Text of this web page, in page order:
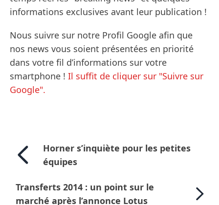
informations exclusives avant leur publication !
Nous suivre sur notre Profil Google afin que
nos news vous soient présentées en priorité
dans votre fil d’informations sur votre
smartphone ! Il suffit de cliquer sur "Suivre sur
Google".
Horner s’inquiète pour les petites
équipes
Transferts 2014 : un point sur le
marché après l’annonce Lotus